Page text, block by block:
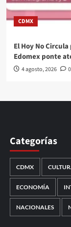
CDMX
El Hoy No
Edomex ponte
4 agosto, 2026 0
Categorías
CDMX
ECONOMÍA
NACIONALES